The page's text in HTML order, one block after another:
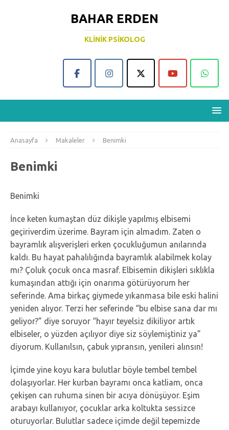
BAHAR ERDEN
KLINIK PSIKOLOG
Anasayfa Makaleler Benimki
Benimki
Benimki
İnce keten kumaştan düz dikişle yapılmış elbisemi
geçiriverdim üzerime. Bayram için almadım. Zaten o
bayramlık alışverişleri erken çocukluğumun anılarında
kaldı. Bu hayat pahalılığında bayramlık alabilmek kolay
mı? Çoluk çocuk onca masraf. Elbisemin dikişleri sıklıkla
kumaşından attığı için onarıma götürüyorum her
seferinde. Ama birkaç giymede yıkanmasa bile eski halini
yeniden alıyor. Terzi her seferinde “bu elbise sana dar mı
geliyor?” diye soruyor “hayır teyelsiz dikiliyor artık
elbiseler, o yüzden açılıyor diye siz söylemiştiniz ya”
diyorum. Kullanılsın, çabuk yıpransın, yenileri alınsın!
İçimde yine koyu kara bulutlar böyle tembel tembel
dolaşıyorlar. Her kurban bayramı onca katliam, onca
çekişen can ruhuma sinen bir acıya dönüşüyor. Eşim
arabayı kullanıyor, çocuklar arka koltukta sessizce
oturuyorlar. Bulutlar sadece içimde değil tepemizde